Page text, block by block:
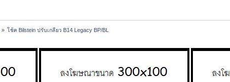
» โช้ค Bilstein ปรับเกลียว B14 Legacy BP/BL